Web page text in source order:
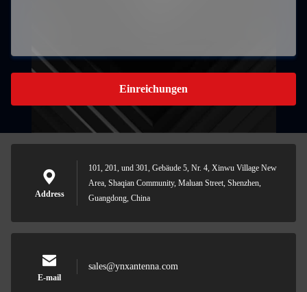
Einreichungen
Address
101, 201, und 301, Gebäude 5, Nr. 4, Xinwu Village New
Area, Shaqian Community, Maluan Street, Shenzhen,
Guangdong, China
E-mail
sales@ynxantenna.com